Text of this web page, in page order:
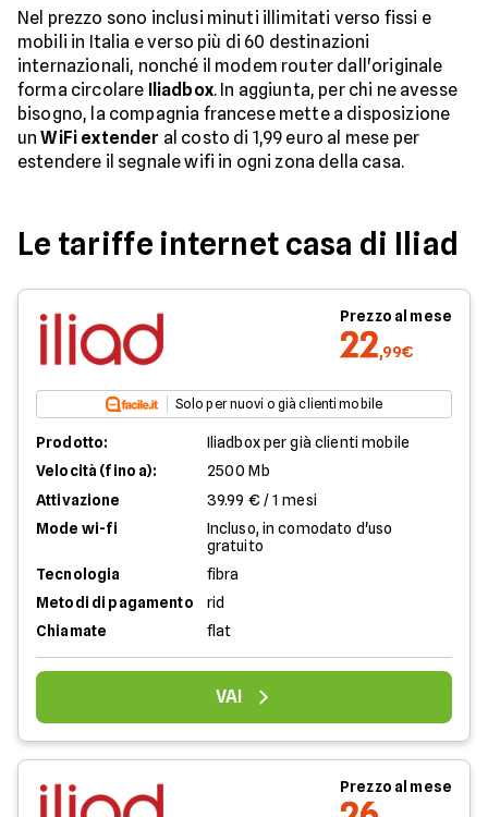
Nel prezzo sono inclusi minuti illimitati verso fissi e
mobili in Italia e verso più di 60 destinazioni
internazionali, nonché il modem router dall'originale
forma circolare Iliadbox. In aggiunta, per chi ne avesse
bisogno, la compagnia francese mette a disposizione
unWiFi extender al costo di 1,99 euro al mese per
estendere il segnale wifi in ogni zona della casa.
Le tariffe internet casa di Iliad
Prezzo al mese
22,99€
Solo per nuovi o già clienti mobile
Prodotto:
Iliadbox per già clienti mobile
Velocità (fino a):
2500 Mb
Attivazione
39.99 € / 1 mesi
Mode wi-fi
Incluso, in comodato d'uso
gratuito
Tecnologia
fibra
Metodi di pagamento
rid
Chiamate
flat
VAI
Prezzo al mese